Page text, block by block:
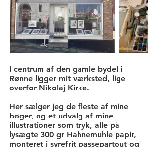
I centrum af den gamle bydel i
Rønne ligger mit værksted, lige
overfor Nikolaj Kirke.
Her sælger jeg de fleste af mine
bøger, og et udvalg af mine
illustrationer som tryk, alle på
lysægte 300 gr Hahnemuhle papir,
monteret i syrefrit passepartout og